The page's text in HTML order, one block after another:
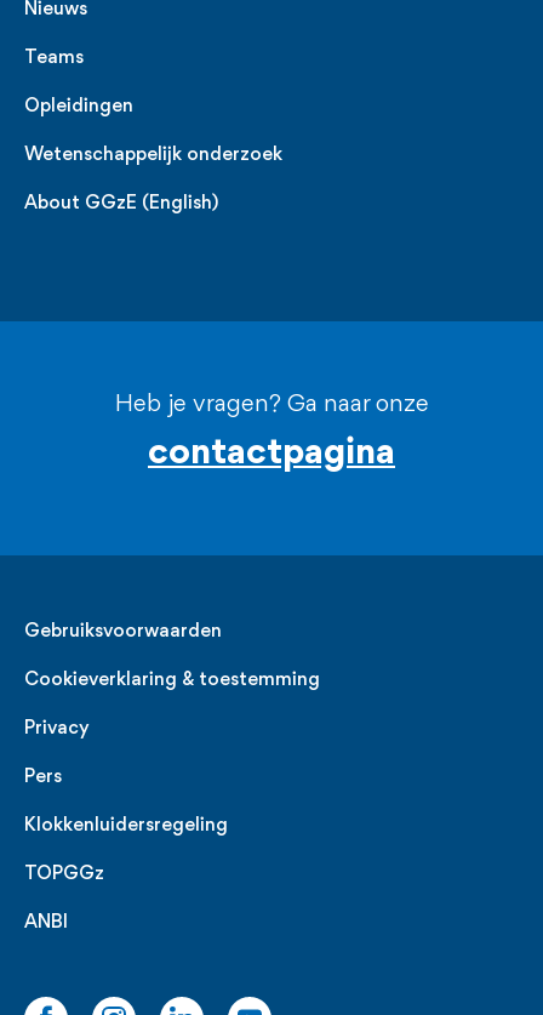
Nieuws
Teams
Opleidingen
Wetenschappelijk onderzoek
About GGzE (English)
Heb je vragen? Ga naar onze
contactpagina
Legal
Gebruiksvoorwaarden
Cookieverklaring & toestemming
Privacy
Pers
Klokkenluidersregeling
TOPGGz
ANBI